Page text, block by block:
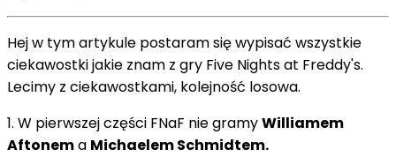
Hej w tym artykule postaram się wypisać wszystkie
ciekawostki jakie znam z gry Five Nights at Freddy's.
Lecimy z ciekawostkami, kolejność losowa.
1. W pierwszej części FNaF nie gramyWilliamem
Aftonema Michaelem Schmidtem.